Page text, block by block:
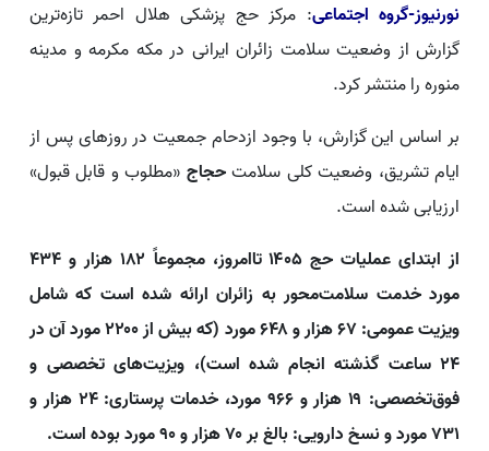
نورنیوز-گروه اجتماعی: مرکز حج پزشکی هلال احمر تازه‌ترین
گزارش از وضعیت سلامت زائران ایرانی در مکه مکرمه و مدینه
منوره را منتشر کرد.
بر اساس این گزارش، با وجود ازدحام جمعیت در روزهای پس از
ایام تشریق، وضعیت کلی سلامتحجاج «مطلوب و قابل‌ قبول»
ارزیابی شده است.
از ابتدای عملیات حج ۱۴۰۵ تاامروز، مجموعاً ۱۸۲ هزار و ۴۳۴
مورد خدمت سلامت‌محور به زائران ارائه شده است که شامل
ویزیت‌ عمومی: ۶۷ هزار و ۶۴۸ مورد (که بیش از ۲۲۰۰ مورد آن در
۲۴ ساعت گذشته انجام شده است)، ویزیت‌های تخصصی و
فوق‌تخصصی: ۱۹ هزار و ۹۶۶ مورد، خدمات پرستاری: ۲۴ هزار و
۷۳۱ مورد و نسخ دارویی: بالغ بر ۷۰ هزار و ۹۰ مورد بوده است.